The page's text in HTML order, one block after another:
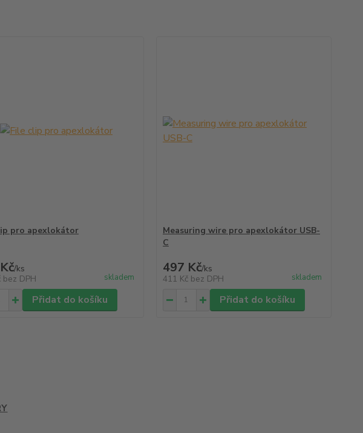
pro apexlokátor
/ks
bez DPH skladem
Přidat do košíku
Measuring wire pro apexlokátor USB-
C
497 Kč/ks
411 Kč bez DPH skladem
Přidat do košíku